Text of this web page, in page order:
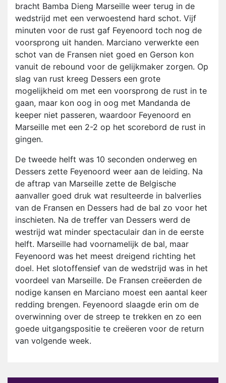
bracht Bamba Dieng Marseille weer terug in de
wedstrijd met een verwoestend hard schot. Vijf
minuten voor de rust gaf Feyenoord toch nog de
voorsprong uit handen. Marciano verwerkte een
schot van de Fransen niet goed en Gerson kon
vanuit de rebound voor de gelijkmaker zorgen. Op
slag van rust kreeg Dessers een grote
mogelijkheid om met een voorsprong de rust in te
gaan, maar kon oog in oog met Mandanda de
keeper niet passeren, waardoor Feyenoord en
Marseille met een 2-2 op het scorebord de rust in
gingen.
De tweede helft was 10 seconden onderweg en
Dessers zette Feyenoord weer aan de leiding. Na
de aftrap van Marseille zette de Belgische
aanvaller goed druk wat resulteerde in balverlies
van de Fransen en Dessers had de bal zo voor het
inschieten. Na de treffer van Dessers werd de
westrijd wat minder spectaculair dan in de eerste
helft. Marseille had voornamelijk de bal, maar
Feyenoord was het meest dreigend richting het
doel. Het slotoffensief van de wedstrijd was in het
voordeel van Marseille. De Fransen creëerden de
nodige kansen en Marciano moest een aantal keer
redding brengen. Feyenoord slaagde erin om de
overwinning over de streep te trekken en zo een
goede uitgangspositie te creëeren voor de return
van volgende week.